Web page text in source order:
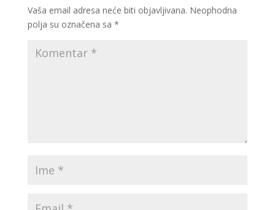
Vaša email adresa neće biti objavljivana. Neophodna
polja su označena sa *